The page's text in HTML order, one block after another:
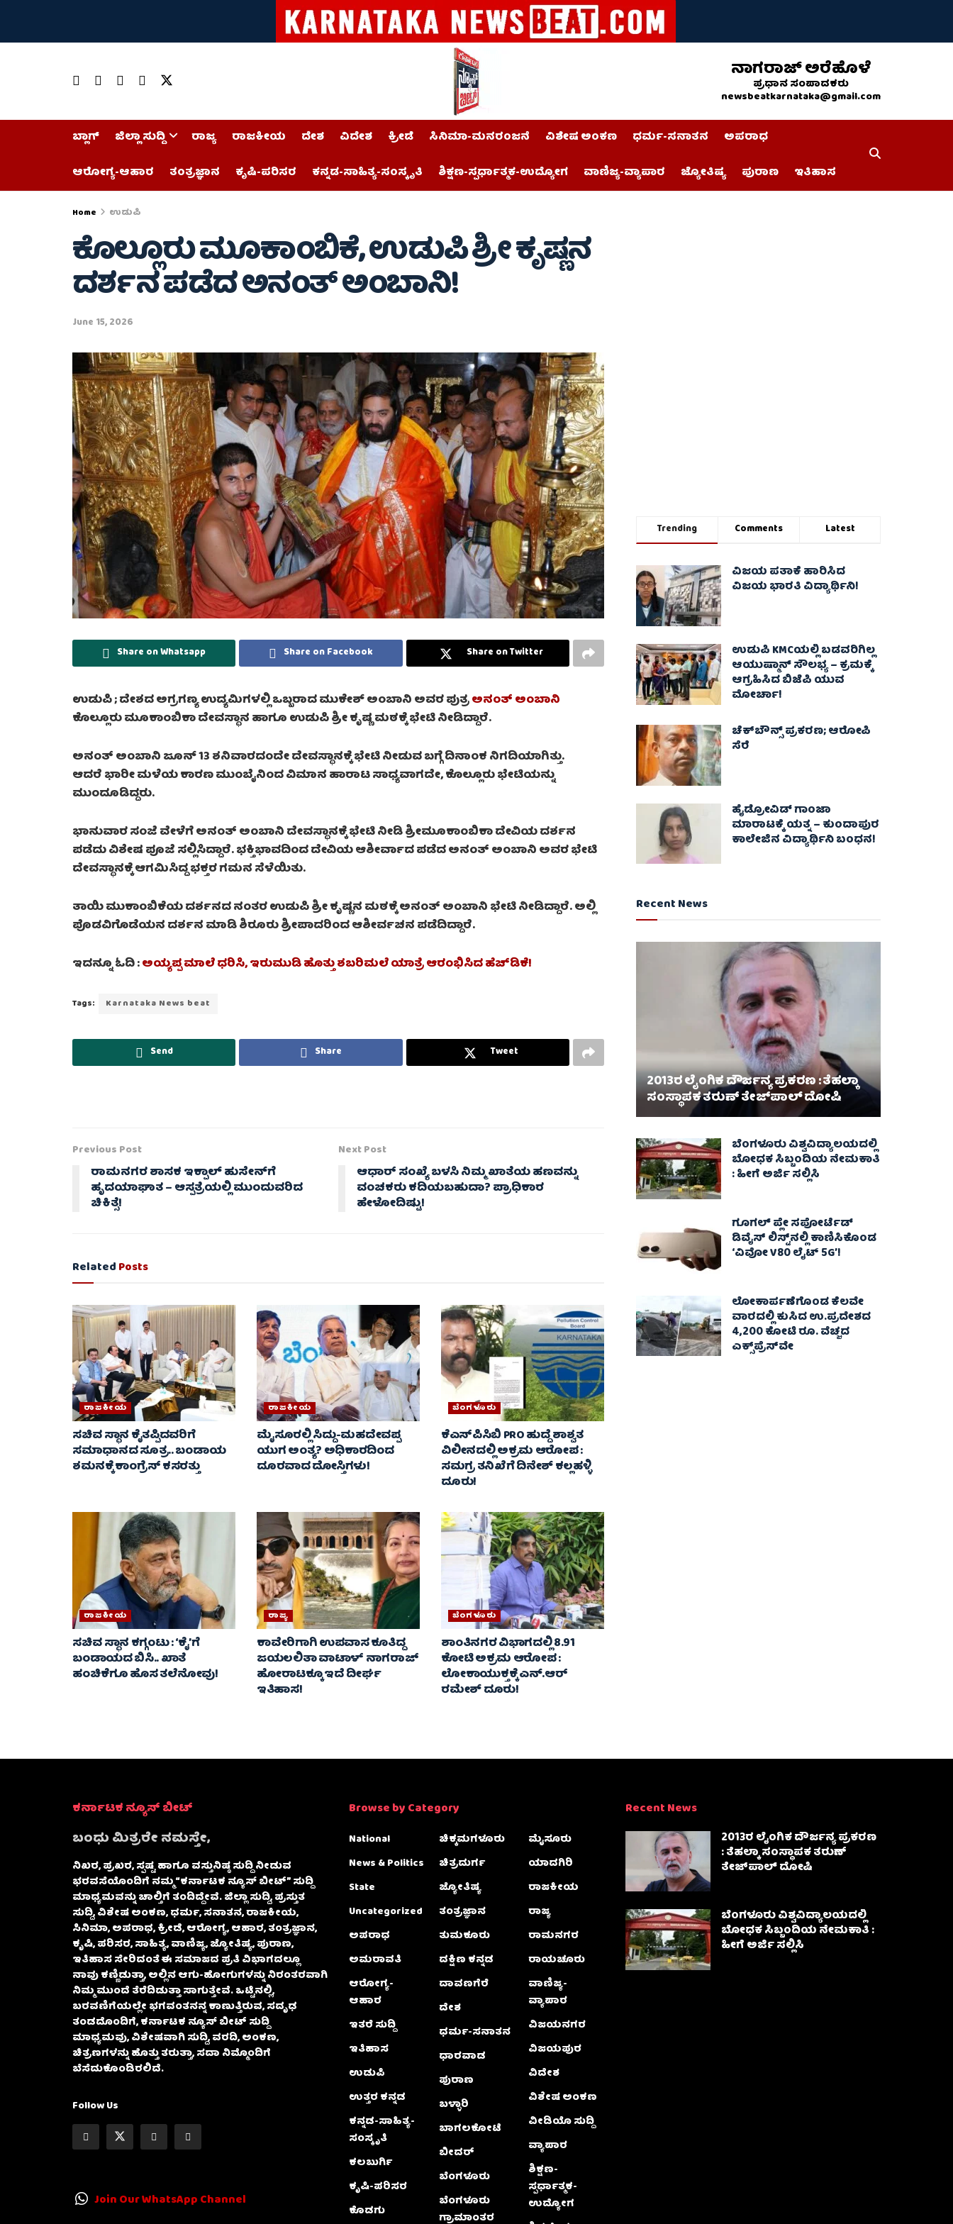
ನಾಗರಾಜ್ ಅರೆಹೊಳೆ
ಪ್ರಧಾನ ಸಂಪಾದಕರು
newsbeatkarnataka@gmail.com
ಬ್ಲಾಗ್ ಜಿಲ್ಲಾ ಸುದ್ದಿ ರಾಜ್ಯ ರಾಜಕೀಯ ದೇಶ ವಿದೇಶ ಕ್ರೀಡೆ ಸಿನಿಮಾ-ಮನರಂಜನೆ ವಿಶೇಷ ಅಂಕಣ ಧರ್ಮ-ಸನಾತನ
ಅಪರಾಧ
ಆರೋಗ್ಯ-ಆಹಾರ
ತಂತ್ರಜ್ಞಾನ ಕೃಷಿ-ಪರಿಸರ ಕನ್ನಡ-ಸಾಹಿತ್ಯ-ಸಂಸ್ಕೃತಿ ಶಿಕ್ಷಣ-ಸ್ಪರ್ಧಾತ್ಮಕ-ಉದ್ಯೋಗ ವಾಣಿಜ್ಯ-ವ್ಯಾಪಾರ ಜ್ಯೋತಿಷ್ಯ ಪುರಾಣ ಇತಿಹಾಸ
Home ಉಡುಪಿ
ಕೊಲ್ಲೂರು ಮೂಕಾಂಬಿಕೆ, ಉಡುಪಿ ಶ್ರೀ ಕೃಷ್ಣನ
ದರ್ಶನ ಪಡೆದ ಅನಂತ್‌ ಅಂಬಾನಿ!
June 15, 2026
Share on Whatsapp Share on Facebook Share on Twitter
ಉಡುಪಿ ;ದೇಶದ ಅಗ್ರಗಣ್ಯ ಉದ್ಯಮಿಗಳಲ್ಲಿ ಒಬ್ಬರಾದ ಮುಕೇಶ್‌ ಅಂಬಾನಿ ಅವರ ಪುತ್ರಅನಂತ್‌ ಅಂಬಾನಿ
ಕೊಲ್ಲೂರು ಮೂಕಾಂಬಿಕಾ ದೇವಸ್ಥಾನ ಹಾಗೂ ಉಡುಪಿ ಶ್ರೀ ಕೃಷ್ಣ ಮಠಕ್ಕೆ ಭೇಟಿ ನೀಡಿದ್ದಾರೆ.
ಅನಂತ್ ಅಂಬಾನಿ ಜೂನ್ 13 ಶನಿವಾರದಂದೇ ದೇವಸ್ಥಾನಕ್ಕೆ ಭೇಟಿ ನೀಡುವ ಬಗ್ಗೆ ದಿನಾಂಕ ನಿಗದಿಯಾಗಿತ್ತು.
ಆದರೆ ಭಾರೀ ಮಳೆಯ ಕಾರಣ ಮುಂಬೈನಿಂದ ವಿಮಾನ ಹಾರಾಟ ಸಾಧ್ಯವಾಗದೇ, ಕೊಲ್ಲೂರು ಭೇಟಿಯನ್ನು
ಮುಂದೂಡಿದ್ದರು.
ಭಾನುವಾರ ಸಂಜೆ ವೇಳೆಗೆ ಅನಂತ್ ಅಂಬಾನಿ ದೇವಸ್ಥಾನಕ್ಕೆ ಭೇಟಿ ನೀಡಿ ಶ್ರೀಮೂಕಾಂಬಿಕಾ ದೇವಿಯ ದರ್ಶನ
ಪಡೆದು ವಿಶೇಷ ಪೂಜೆ ಸಲ್ಲಿಸಿದ್ದಾರೆ. ಭಕ್ತಿಭಾವದಿಂದ ದೇವಿಯ ಆಶೀರ್ವಾದ ಪಡೆದ ಅನಂತ್ ಅಂಬಾನಿ ಅವರ ಭೇಟಿ
ದೇವಸ್ಥಾನಕ್ಕೆ ಆಗಮಿಸಿದ್ದ ಭಕ್ತರ ಗಮನ ಸೆಳೆಯಿತು.
ತಾಯಿ ಮುಕಾಂಬಿಕೆಯ ದರ್ಶನದ ನಂತರ ಉಡುಪಿ ಶ್ರೀ ಕೃಷ್ಣನ ಮಠಕ್ಕೆ ಅನಂತ್ ಅಂಬಾನಿ ಭೇಟಿ ನೀಡಿದ್ದಾರೆ. ಅಲ್ಲಿ
ಪೊಡವಿಗೊಡೆಯನ ದರ್ಶನ ಮಾಡಿ ಶಿರೂರು ಶ್ರೀಪಾದರಿಂದ ಆಶೀರ್ವಚನ ಪಡೆದಿದ್ದಾರೆ.
ಇದನ್ನೂ ಓದಿ :ಅಯ್ಯಪ್ಪ ಮಾಲೆ ಧರಿಸಿ, ಇರುಮುಡಿ ಹೊತ್ತು ಶಬರಿಮಲೆ ಯಾತ್ರೆ ಆರಂಭಿಸಿದ ಹೆಚ್‌ಡಿಕೆ!
Tags: Karnataka News beat
Send Share Tweet
Previous Post
ರಾಮನಗರ ಶಾಸಕ ಇಕ್ಪಾಲ್ ಹುಸೇನ್‌ಗೆ
ಹೃದಯಾಘಾತ – ಆಸ್ಪತ್ರೆಯಲ್ಲಿ ಮುಂದುವರಿದ
ಚಿಕಿತ್ಸೆ!
Next Post
ಆಧಾರ್ ಸಂಖ್ಯೆ ಬಳಸಿ ನಿಮ್ಮ ಖಾತೆಯ ಹಣವನ್ನು
ವಂಚಕರು ಕದಿಯಬಹುದಾ? ಪ್ರಾಧಿಕಾರ
ಹೇಳೋದಿಷ್ಟು!
RelatedPosts
ರಾಜಕೀಯ
ಸಚಿವ ಸ್ಥಾನ ಕೈತಪ್ಪಿದವರಿಗೆ
ಸಮಾಧಾನದ ಸೂತ್ರ.. ಬಂಡಾಯ
ಶಮನಕ್ಕೆ ಕಾಂಗ್ರೆಸ್ ಕಸರತ್ತು
ರಾಜಕೀಯ
ಮೈಸೂರಲ್ಲಿ ಸಿದ್ದು-ಮಹದೇವಪ್ಪ
ಯುಗ ಅಂತ್ಯ? ಅಧಿಕಾರದಿಂದ
ದೂರವಾದ ದೋಸ್ತಿಗಳು!
ಬೆಂಗಳೂರು
ಕೆಎಸ್‌ಪಿಸಿಬಿ PRO ಹುದ್ದೆ ಶಾಶ್ವತ
ವಿಲೀನದಲ್ಲಿ ಅಕ್ರಮ ಆರೋಪ :
ಸಮಗ್ರ ತನಿಖೆಗೆ ದಿನೇಶ್ ಕಲ್ಲಹಳ್ಳಿ
ದೂರು!
ರಾಜಕೀಯ
ಸಚಿವ ಸ್ಥಾನ ಕಗ್ಗಂಟು : ‘ಕೈ’ಗೆ
ಬಂಡಾಯದ ಬಿಸಿ.. ಖಾತೆ
ಹಂಚಿಕೆಗೂ ಹೊಸ ತಲೆನೋವು!
ರಾಜ್ಯ
ಕಾವೇರಿಗಾಗಿ ಉಪವಾಸ ಕೂತಿದ್ದ
ಜಯಲಲಿತಾ ವಾಟಾಳ್ ನಾಗರಾಜ್
ಹೋರಾಟಕ್ಕೂ ಇದೆ ದೀರ್ಘ
ಇತಿಹಾಸ!
ಬೆಂಗಳೂರು
ಶಾಂತಿನಗರ ವಿಭಾಗದಲ್ಲಿ 8.91
ಕೋಟಿ ಅಕ್ರಮ ಆರೋಪ :
ಲೋಕಾಯುಕ್ತಕ್ಕೆ ಎನ್‌.ಆರ್‌
ರಮೇಶ್‌ ದೂರು!
Trending Comments Latest
ವಿಜಯ ಪತಾಕೆ ಹಾರಿಸಿದ
ವಿಜಯ ಭಾರತಿ ವಿದ್ಯಾರ್ಥಿನಿ!
ಉಡುಪಿ KMCಯಲ್ಲಿ ಬಡವರಿಗಿಲ್ಲ
ಆಯುಷ್ಮಾನ್ ಸೌಲಭ್ಯ – ಕ್ರಮಕ್ಕೆ
ಆಗ್ರಹಿಸಿದ ಬಿಜೆಪಿ ಯುವ
ಮೋರ್ಚಾ!
ಚೆಕ್​ಬೌನ್ಸ್​ ಪ್ರಕರಣ; ಆರೋಪಿ
ಸೆರೆ
ಹೈಡ್ರೋವಿಡ್ ಗಾಂಜಾ
ಮಾರಾಟಕ್ಕೆ ಯತ್ನ – ಕುಂದಾಪುರ
ಕಾಲೇಜಿನ ವಿದ್ಯಾರ್ಥಿನಿ ಬಂಧನ!
Recent News
2013ರ ಲೈಂಗಿಕ ದೌರ್ಜನ್ಯ ಪ್ರಕರಣ : ತೆಹಲ್ಕಾ
ಸಂಸ್ಥಾಪಕ ತರುಣ್ ತೇಜ್‌ಪಾಲ್ ದೋಷಿ
ಬೆಂಗಳೂರು ವಿಶ್ವವಿದ್ಯಾಲಯದಲ್ಲಿ
ಬೋಧಕ ಸಿಬ್ಬಂದಿಯ ನೇಮಕಾತಿ
: ಹೀಗೆ ಅರ್ಜಿ ಸಲ್ಲಿಸಿ
ಗೂಗಲ್ ಪ್ಲೇ ಸಪೋರ್ಟೆಡ್
ಡಿವೈಸ್ ಲಿಸ್ಟ್‌ನಲ್ಲಿ ಕಾಣಿಸಿಕೊಂಡ
‘ವಿವೋ V80 ಲೈಟ್ 5G’!
ಲೋಕಾರ್ಪಣೆಗೊಂಡ ಕೆಲವೇ
ವಾರದಲ್ಲಿ ಕುಸಿದ ಉ.ಪ್ರದೇಶದ
4,200 ಕೋಟಿ ರೂ. ವೆಚ್ಚದ
ಎಕ್ಸ್‌ಪ್ರೆಸ್‌ವೇ
ಕರ್ನಾಟಕ ನ್ಯೂಸ್ ಬೀಟ್
ಬಂಧು ಮಿತ್ರರೇ ನಮಸ್ತೇ,
ನಿಖರ, ಪ್ರಖರ, ಸ್ಪಷ್ಟ ಹಾಗೂ ವಸ್ತುನಿಷ್ಠ ಸುದ್ದಿ ನೀಡುವ
ಭರವಸೆಯೊಂದಿಗೆ ನಮ್ಮ “ಕರ್ನಾಟಕ ನ್ಯೂಸ್ ಬೀಟ್” ಸುದ್ದಿ
ಮಾಧ್ಯಮವನ್ನು ಚಾಲ್ತಿಗೆ ತಂದಿದ್ದೇವೆ. ಜಿಲ್ಲಾ ಸುದ್ದಿ, ಪ್ರಸ್ತುತ
ಸುದ್ದಿ, ವಿಶೇಷ ಅಂಕಣ, ಧರ್ಮ, ಸನಾತನ, ರಾಜಕೀಯ,
ಸಿನಿಮಾ, ಅಪರಾಧ, ಕ್ರೀಡೆ, ಆರೋಗ್ಯ, ಆಹಾರ, ತಂತ್ರಜ್ಞಾನ,
ಕೃಷಿ, ಪರಿಸರ, ಸಾಹಿತ್ಯ, ವಾಣಿಜ್ಯ, ಜ್ಯೋತಿಷ್ಯ, ಪುರಾಣ,
ಇತಿಹಾಸ ಸೇರಿದಂತೆ ಈ ಸಮಾಜದ ಪ್ರತಿ ವಿಭಾಗದಲ್ಲೂ
ನಾವು ಕಣ್ಣಿಡುತ್ತಾ, ಅಲ್ಲಿನ ಆಗು-ಹೋಗುಗಳನ್ನು ನಿರಂತರವಾಗಿ
ನಿಮ್ಮ ಮುಂದೆ ತೆರೆದಿಡುತ್ತಾ ಸಾಗುತ್ತೇವೆ. ಒಟ್ಟಿನಲ್ಲಿ,
ಬರವಣಿಗೆಯಲ್ಲೇ ಭಗವಂತನನ್ನ ಕಾಣುತ್ತಿರುವ, ಸದೃಢ
ತಂಡದೊಂದಿಗೆ, ಕರ್ನಾಟಕ ನ್ಯೂಸ್ ಬೀಟ್ ಸುದ್ದಿ
ಮಾಧ್ಯಮವು, ವಿಶೇಷವಾಗಿ ಸುದ್ದಿ, ವರದಿ, ಅಂಕಣ,
ಚಿತ್ರಣಗಳನ್ನು ಹೊತ್ತು ತರುತ್ತಾ, ಸದಾ ನಿಮ್ಮೊಂದಿಗೆ
ಬೆಸೆದುಕೊಂಡಿರಲಿದೆ.
Follow Us
Join Our WhatsApp Channel
Browse by Category
National
News & Politics
State
Uncategorized
ಅಪರಾಧ
ಅಮರಾವತಿ
ಆರೋಗ್ಯ-
ಆಹಾರ
ಇತರೆ ಸುದ್ದಿ
ಇತಿಹಾಸ
ಉಡುಪಿ
ಉತ್ತರ ಕನ್ನಡ
ಕನ್ನಡ-ಸಾಹಿತ್ಯ-
ಸಂಸ್ಕೃತಿ
ಕಲಬುರ್ಗಿ
ಕೃಷಿ-ಪರಿಸರ
ಕೊಡಗು
ಚಿಕ್ಕಮಗಳೂರು
ಚಿತ್ರದುರ್ಗ
ಜ್ಯೋತಿಷ್ಯ
ತಂತ್ರಜ್ಞಾನ
ತುಮಕೂರು
ದಕ್ಷಿಣ ಕನ್ನಡ
ದಾವಣಗೆರೆ
ದೇಶ
ಧರ್ಮ-ಸನಾತನ
ಧಾರವಾಡ
ಪುರಾಣ
ಬಳ್ಳಾರಿ
ಬಾಗಲಕೋಟೆ
ಬೀದರ್
ಬೆಂಗಳೂರು
ಬೆಂಗಳೂರು
ಗ್ರಾಮಾಂತರ
ಮೈಸೂರು
ಯಾದಗಿರಿ
ರಾಜಕೀಯ
ರಾಜ್ಯ
ರಾಮನಗರ
ರಾಯಚೂರು
ವಾಣಿಜ್ಯ-
ವ್ಯಾಪಾರ
ವಿಜಯನಗರ
ವಿಜಯಪುರ
ವಿದೇಶ
ವಿಶೇಷ ಅಂಕಣ
ವೀಡಿಯೊ ಸುದ್ದಿ
ವ್ಯಾಪಾರ
ಶಿಕ್ಷಣ-
ಸ್ಪರ್ಧಾತ್ಮಕ-
ಉದ್ಯೋಗ
Recent News
2013ರ ಲೈಂಗಿಕ ದೌರ್ಜನ್ಯ ಪ್ರಕರಣ
: ತೆಹಲ್ಕಾ ಸಂಸ್ಥಾಪಕ ತರುಣ್
ತೇಜ್‌ಪಾಲ್ ದೋಷಿ
ಬೆಂಗಳೂರು ವಿಶ್ವವಿದ್ಯಾಲಯದಲ್ಲಿ
ಬೋಧಕ ಸಿಬ್ಬಂದಿಯ ನೇಮಕಾತಿ :
ಹೀಗೆ ಅರ್ಜಿ ಸಲ್ಲಿಸಿ